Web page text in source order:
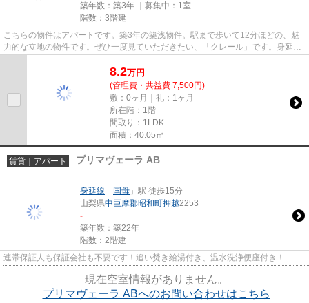
築年数：築3年 ｜募集中： 1室
階数：3階建
こちらの物件はアパートです。築3年の築浅物件。駅まで歩いて12分ほどの、魅
力的な立地の物件です。ぜひ一度見ていただきたい、「クレール」です。身延線
8.2万円
(管理費・共益費 7,500円)
敷：0ヶ月｜礼：1ヶ月
所在階：1階
間取り：1LDK
面積：40.05㎡
賃貸｜アパート プリマヴェーラ AB
身延線 「 国母 」駅 徒歩15分
山梨県中巨摩郡昭和町押越2253
-
築年数：築22年
階数：2階建
連帯保証人も保証会社も不要です！追い焚き給湯付き、温水洗浄便座付き！
現在空室情報がありません。
プリマヴェーラ ABへのお問い合わせはこちら